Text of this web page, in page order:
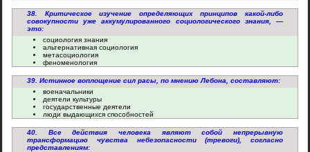
38. Критическое изучение определяющих принципов какой-либо
совокупности уже аккумулированного социологического знания, —
это:
социология знания
альтернативная социология
метасоциология
феноменология
39. Истинное воплощение сил расы, по мнению Лебона, составляют:
военачальники
деятели культуры
государственные деятели
люди выдающихся способностей
40. Все действия человека являют собой непрерывную
трансформацию чувства небезопасности (тревоги), согласно
представлениям: